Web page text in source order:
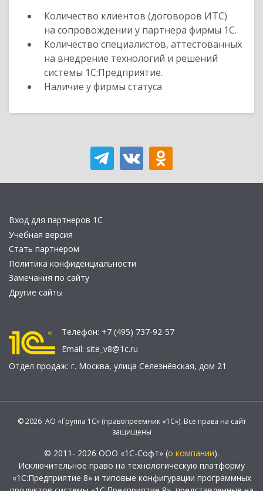
Количество клиентов (договоров ИТС)
на сопровождении у партнера фирмы 1С.
Количество специалистов, аттестованных
на внедрение технологий и решений
системы 1С:Предприятие.
Наличие у фирмы статуса
Вход для партнеров 1С
Учебная версия
Стать партнером
Политика конфиденциальности
Замечания по сайту
Другие сайты
Телефон: +7 (495) 737-92-57
Email: site_v8@1c.ru
Отдел продаж: г. Москва, улица Селезнёвская, дом 21
© 2026 АО «Группа 1С» (правопреемник «1С»). Все права на сайт
защищены
© 2011- 2026 ООО «1С-Софт» (о компании).
Исключительное право на технологическую платформу
«1С:Предприятие 8» и типовые конфигурации программных